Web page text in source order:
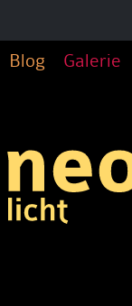
Blog Galerie